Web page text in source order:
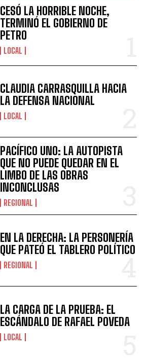
CESÓ LA HORRIBLE NOCHE,
TERMINÓ EL GOBIERNO DE
PETRO
LOCAL
CLAUDIA CARRASQUILLA HACIA
LA DEFENSA NACIONAL
LOCAL
PACÍFICO UNO: LA AUTOPISTA
QUE NO PUEDE QUEDAR EN EL
LIMBO DE LAS OBRAS
INCONCLUSAS
REGIONAL
EN LA DERECHA: LA PERSONERÍA
QUE PATEÓ EL TABLERO POLÍTICO
REGIONAL
LA CARGA DE LA PRUEBA: EL
ESCÁNDALO DE RAFAEL POVEDA
LOCAL